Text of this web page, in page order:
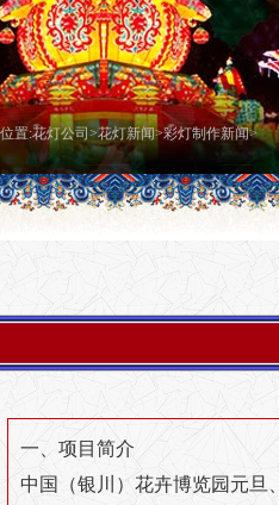
置:花灯公司 >花灯新闻>彩灯制作新闻>
一、项目简介
中国（银川）花卉博览园元旦、